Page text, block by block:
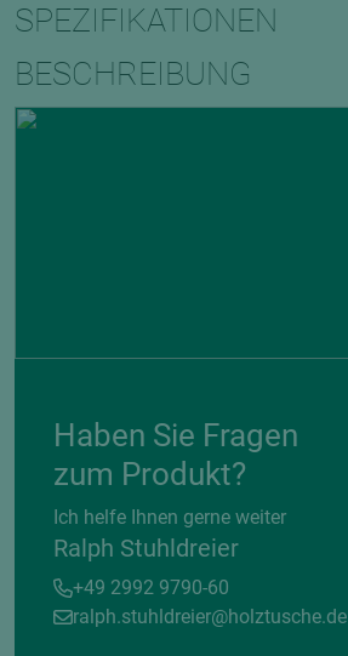
SPEZIFIKATIONEN
BESCHREIBUNG
Haben Sie Fragen
zum Produkt?
Ich helfe Ihnen gerne weiter
Ralph Stuhldreier
+49 2992 9790-60
ralph.stuhldreier@holztusche.de